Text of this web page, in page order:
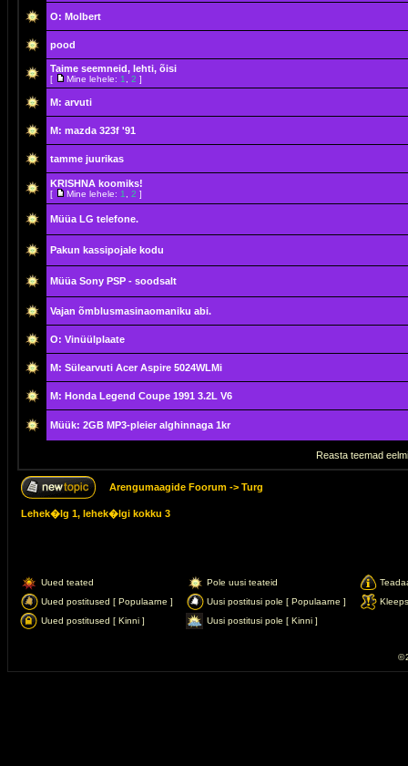
O: Molbert
pood
Taime seemneid, lehti, õisi
[ Mine lehele: 1 2 ]
M: arvuti
M: mazda 323f '91
tamme juurikas
KRISHNA koomiks!
[ Mine lehele: 1 2 ]
Müüa LG telefone.
Pakun kassipojale kodu
Müüa Sony PSP - soodsalt
Vajan õmblusmasinaomaniku abi.
O: Vinüülplaate
M: Sülearvuti Acer Aspire 5024WLMi
M: Honda Legend Coupe 1991 3.2L V6
Müük: 2GB MP3-pleier alghinnaga 1kr
Reasta teemad
Arengumaagide Foorum -> Turg
Lehek�lg 1, lehek�lgi kokku 3
Uued teated Pole uusi teateid
Uued postitused [ Populaarne ]
Uusi postitusi pole [ Populaarne ]
Kleeps
Uued postitused [ Kinni ]
Uusi postitusi pole [ Kinni ]
©